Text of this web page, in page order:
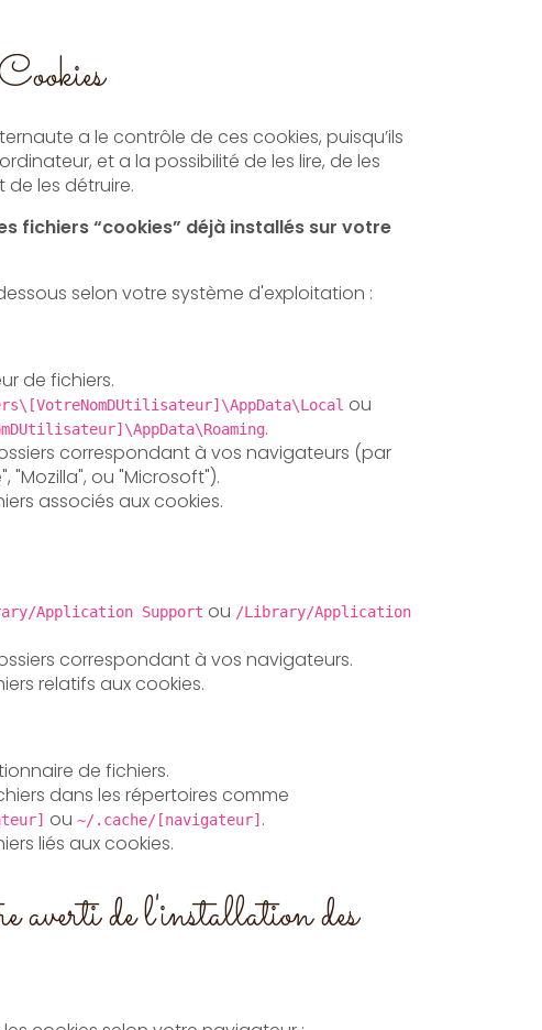
a le contrôle de ces cookies, puisqu’ils
et a la possibilité de les lire, de les
de les détruire.
fichiers “cookies” déjà installés sur votre
selon votre système d'exploitation :
de fichiers.
ou
.
correspondant à vos navigateurs (par
"Mozilla", ou "Microsoft").
associés aux cookies.
Application Support ou /Library/Application
correspondant à vos navigateurs.
relatifs aux cookies.
de fichiers.
dans les répertoires comme
ou ~/.cache/[navigateur] .
liés aux cookies.
averti de l'installation des